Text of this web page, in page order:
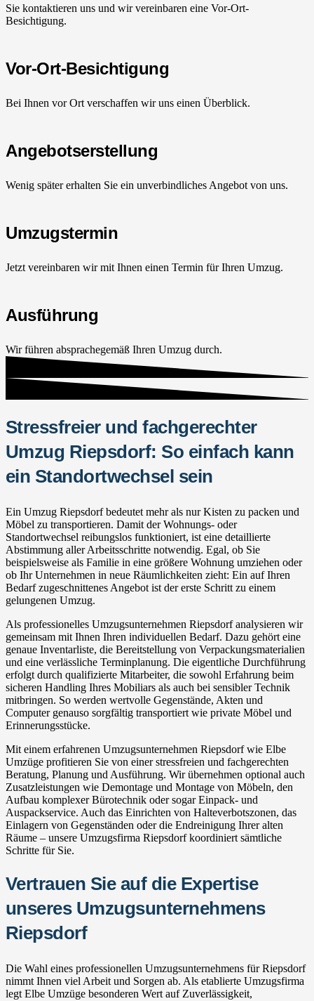
Sie kontaktieren uns und wir vereinbaren eine Vor-Ort-
Besichtigung.
Vor-Ort-Besichtigung
Bei Ihnen vor Ort verschaffen wir uns einen Überblick.
Angebotserstellung
Wenig später erhalten Sie ein unverbindliches Angebot von uns.
Umzugstermin
Jetzt vereinbaren wir mit Ihnen einen Termin für Ihren Umzug.
Ausführung
Wir führen absprachegemäß Ihren Umzug durch.
Stressfreier und fachgerechter
Umzug Riepsdorf: So einfach kann
ein Standortwechsel sein
Ein Umzug Riepsdorf bedeutet mehr als nur Kisten zu packen und
Möbel zu transportieren. Damit der Wohnungs- oder
Standortwechsel reibungslos funktioniert, ist eine detaillierte
Abstimmung aller Arbeitsschritte notwendig. Egal, ob Sie
beispielsweise als Familie in eine größere Wohnung umziehen oder
ob Ihr Unternehmen in neue Räumlichkeiten zieht: Ein auf Ihren
Bedarf zugeschnittenes Angebot ist der erste Schritt zu einem
gelungenen Umzug.
Als professionelles Umzugsunternehmen Riepsdorf analysieren wir
gemeinsam mit Ihnen Ihren individuellen Bedarf. Dazu gehört eine
genaue Inventarliste, die Bereitstellung von Verpackungsmaterialien
und eine verlässliche Terminplanung. Die eigentliche Durchführung
erfolgt durch qualifizierte Mitarbeiter, die sowohl Erfahrung beim
sicheren Handling Ihres Mobiliars als auch bei sensibler Technik
mitbringen. So werden wertvolle Gegenstände, Akten und
Computer genauso sorgfältig transportiert wie private Möbel und
Erinnerungsstücke.
Mit einem erfahrenen Umzugsunternehmen Riepsdorf wie Elbe
Umzüge profitieren Sie von einer stressfreien und fachgerechten
Beratung, Planung und Ausführung. Wir übernehmen optional auch
Zusatzleistungen wie Demontage und Montage von Möbeln, den
Aufbau komplexer Bürotechnik oder sogar Einpack- und
Auspackservice. Auch das Einrichten von Halteverbotszonen, das
Einlagern von Gegenständen oder die Endreinigung Ihrer alten
Räume – unsere Umzugsfirma Riepsdorf koordiniert sämtliche
Schritte für Sie.
Vertrauen Sie auf die Expertise
unseres Umzugsunternehmens
Riepsdorf
Die Wahl eines professionellen Umzugsunternehmens für Riepsdorf
nimmt Ihnen viel Arbeit und Sorgen ab. Als etablierte Umzugsfirma
legt Elbe Umzüge besonderen Wert auf Zuverlässigkeit,